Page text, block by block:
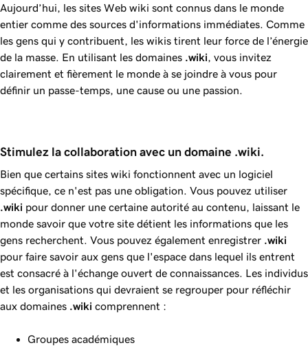
Aujourd’hui, les sites Web wiki sont connus dans le monde
entier comme des sources d'informations immédiates. Comme
les gens qui y contribuent, les wikis tirent leur force de l’énergie
de la masse. En utilisant les domaines .wiki , vous invitez
clairement et fièrement le monde à se joindre à vous pour
définir un passe-temps, une cause ou une passion.
Stimulez la collaboration avec un domaine .wiki.
Bien que certains sites wiki fonctionnent avec un logiciel
spécifique, ce n'est pas une obligation. Vous pouvez utiliser
.wiki pour donner une certaine autorité au contenu, laissant le
monde savoir que votre site détient les informations que les
gens recherchent. Vous pouvez également enregistrer .wiki
pour faire savoir aux gens que l'espace dans lequel ils entrent
est consacré à l'échange ouvert de connaissances. Les individus
et les organisations qui devraient se regrouper pour réfléchir
aux domaines .wiki comprennent :
Groupes académiques